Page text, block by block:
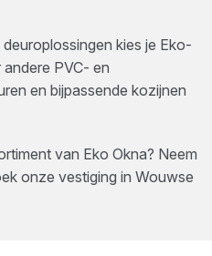
kies je Eko-
PVC- en
en bijpassende kozijnen
van Eko Okna? Neem
onze vestiging in Wouwse